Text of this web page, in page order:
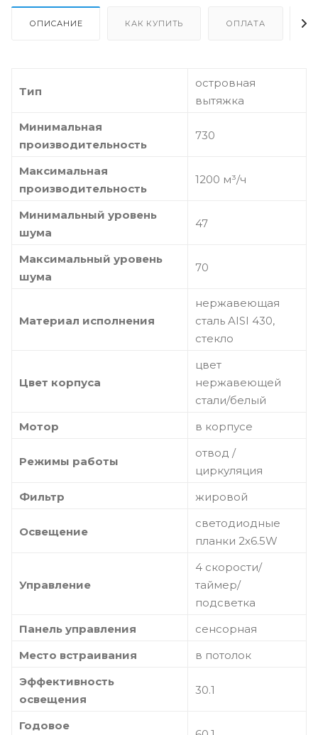
ОПИСАНИЕ КАК КУПИТЬ ОПЛАТА
Тип
островная
вытяжка
Минимальная
производительность
730
Максимальная
производительность
1200 м³/ч
Минимальный уровень
шума
47
Максимальный уровень
шума
70
Материал исполнения
нержавеющая
сталь AISI 430,
стекло
Цвет корпуса
цвет
нержавеющей
стали/белый
Мотор
в корпусе
Режимы работы
отвод /
циркуляция
Фильтр
жировой
Освещение
светодиодные
планки 2х6.5W
Управление
4 скорости/
таймер/
подсветка
Панель управления
сенсорная
Место встраивания
в потолок
Эффективность
освещения
30.1
Годовое